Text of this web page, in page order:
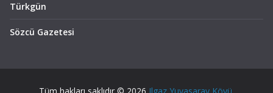
Türkgün
Sözcü Gazetesi